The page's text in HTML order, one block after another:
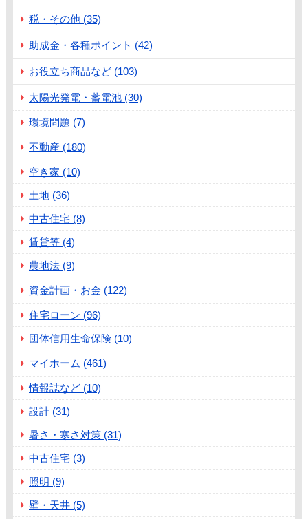
税・その他 (35)
助成金・各種ポイント (42)
お役立ち商品など (103)
太陽光発電・蓄電池 (30)
環境問題 (7)
不動産 (180)
空き家 (10)
土地 (36)
中古住宅 (8)
賃貸等 (4)
農地法 (9)
資金計画・お金 (122)
住宅ローン (96)
団体信用生命保険 (10)
マイホーム (461)
情報誌など (10)
設計 (31)
暑さ・寒さ対策 (31)
中古住宅 (3)
照明 (9)
壁・天井 (5)